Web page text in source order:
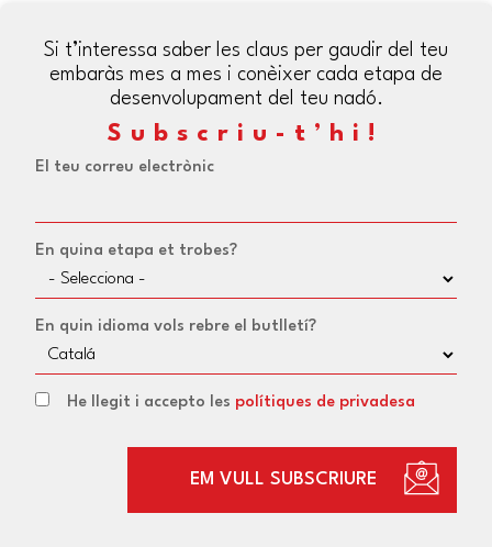
Si t’interessa saber les claus per gaudir del teu
embaràs mes a mes i conèixer cada etapa de
desenvolupament del teu nadó.
Subscriu-t’hi!
El teu correu electrònic
En quina etapa et trobes?
En quin idioma vols rebre el butlletí?
He llegit i accepto les polítiques de privadesa
EM VULL SUBSCRIURE